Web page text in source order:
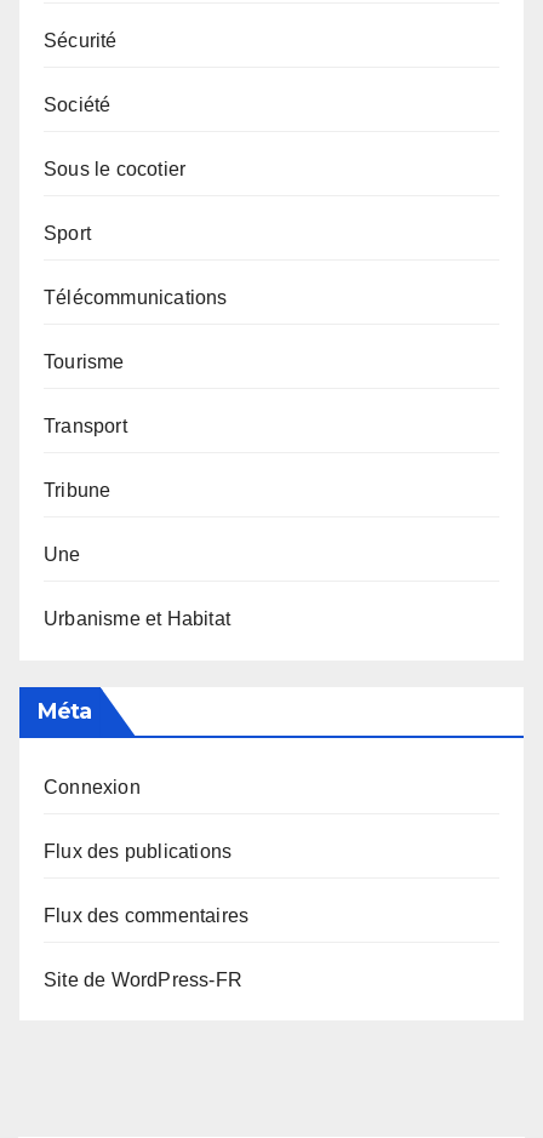
Sécurité
Société
Sous le cocotier
Sport
Télécommunications
Tourisme
Transport
Tribune
Une
Urbanisme et Habitat
Méta
Connexion
Flux des publications
Flux des commentaires
Site de WordPress-FR